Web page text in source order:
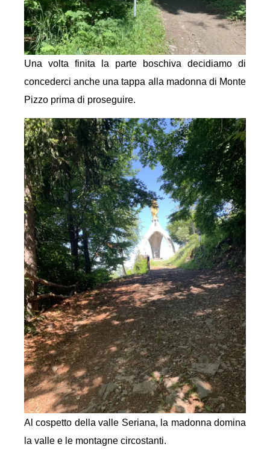
Una volta finita la parte boschiva decidiamo di
concederci anche una tappa alla madonna di Monte
Pizzo prima di proseguire.
Al cospetto della valle Seriana, la madonna domina
la valle e le montagne circostanti.